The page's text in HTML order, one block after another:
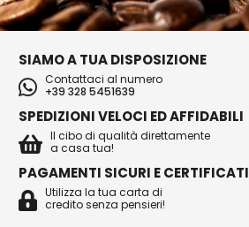
SIAMO A TUA DISPOSIZIONE
Contattaci al numero
+39 328 5451639
SPEDIZIONI VELOCI ED AFFIDABILI
Il cibo di qualità direttamente
a casa tua!
PAGAMENTI SICURI E CERTIFICATI
Utilizza la tua carta di
credito senza pensieri!